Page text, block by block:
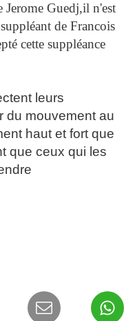
Jerome Guedj,il n'est
de Francois
cette suppléance
leurs
du mouvement au
haut et fort que
que ceux qui les